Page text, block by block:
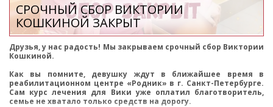
СРОЧНЫЙ СБОР ВИКТОРИИ
КОШКИНОЙ ЗАКРЫТ
Друзья, у нас радость! Мы закрываем срочный сбор Виктории
Кошкиной.
Как вы помните, девушку ждут в ближайшее время в
реабилитационном центре «Родник» в г. Санкт-Петербурге.
Сам курс лечения для Вики уже оплатил благотворитель,
семье не хватало только средств на дорогу.